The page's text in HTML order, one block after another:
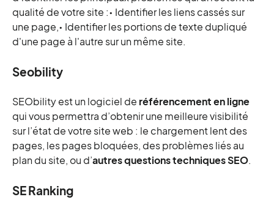
qualité de votre site :• Identifier les liens cassés sur
une page,• Identifier les portions de texte dupliqué
d'une page à l'autre sur un même site.
Seobility
SEObility est un logiciel de référencement en ligne
qui vous permettra d’obtenir une meilleure visibilité
sur l’état de votre site web : le chargement lent des
pages, les pages bloquées, des problèmes liés au
plan du site, ou d’autres questions techniques SEO.
SE Ranking